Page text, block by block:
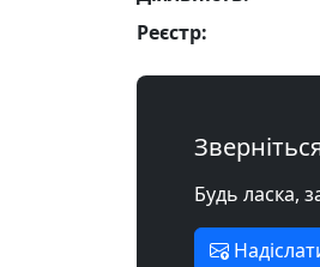
Реєстр:
Будь ласка,